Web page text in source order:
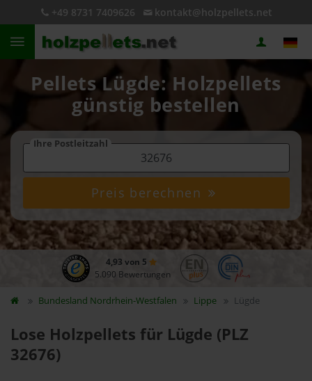
+49 8731 7409626 kontakt@holzpellets.net
Pellets Lügde: Holzpellets
günstig bestellen
Ihre Postleitzahl
Preis berechnen
4,93 von 5
5.090 Bewertungen
Bundesland Nordrhein-Westfalen Lippe Lügde
Lose Holzpellets für Lügde (PLZ
32676)